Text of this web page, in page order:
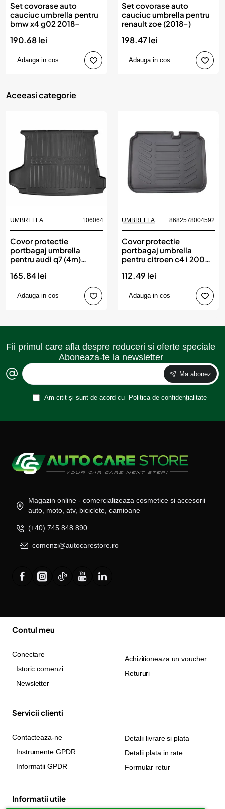
Set covorase auto
cauciuc umbrella pentru
bmw x4 g02 2018-
190.68 lei
Adauga in cos
Set covorase auto
cauciuc umbrella pentru
renault zoe (2018-)
198.47 lei
Adauga in cos
Aceeasi categorie
UMBRELLA 106064
Covor protectie
portbagaj umbrella
pentru audi q7 (4m)
165.84 lei
Adauga in cos
UMBRELLA 8682578004592
Covor protectie
portbagaj umbrella
pentru citroen c4 i 2004-
112.49 lei
Adauga in cos
Fii primul care afla despre reduceri si oferte speciale
Aboneaza-te la newsletter
Ma abonez
Am citit și sunt de acord cu Politica de confidențialitate
Magazin online - comercializeaza cosmetice si accesorii
auto, moto, atv, biciclete, camioane
(+40) 745 848 890
comenzi@autocarestore.ro
Contul meu
Conectare
Istoric comenzi
Newsletter
Achizitioneaza un voucher
Retururi
Servicii clienti
Contacteaza-ne
Instrumente GPDR
Informatii GPDR
Detalii livrare si plata
Detalii plata in rate
Formular retur
Informatii utile